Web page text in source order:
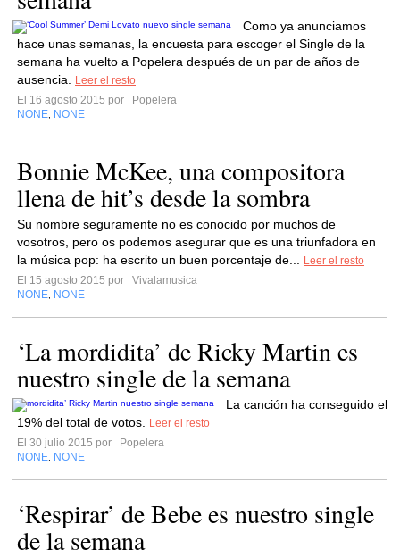
Como ya anunciamos
hace unas semanas, la encuesta para escoger el Single de la
semana ha vuelto a Popelera después de un par de años de
ausencia.
Leer el resto
El 16 agosto 2015 por
Popelera
NONE NONE
Bonnie McKee, una compositora
llena de hit’s desde la sombra
Su nombre seguramente no es conocido por muchos de
vosotros, pero os podemos asegurar que es una triunfadora en
la música pop: ha escrito un buen porcentaje de...
Leer el resto
El 15 agosto 2015 por
Vivalamusica
NONE NONE
‘La mordidita’ de Ricky Martin es
nuestro single de la semana
La canción ha conseguido el
19% del total de votos.
Leer el resto
El 30 julio 2015 por
Popelera
NONE NONE
‘Respirar’ de Bebe es nuestro single
de la semana